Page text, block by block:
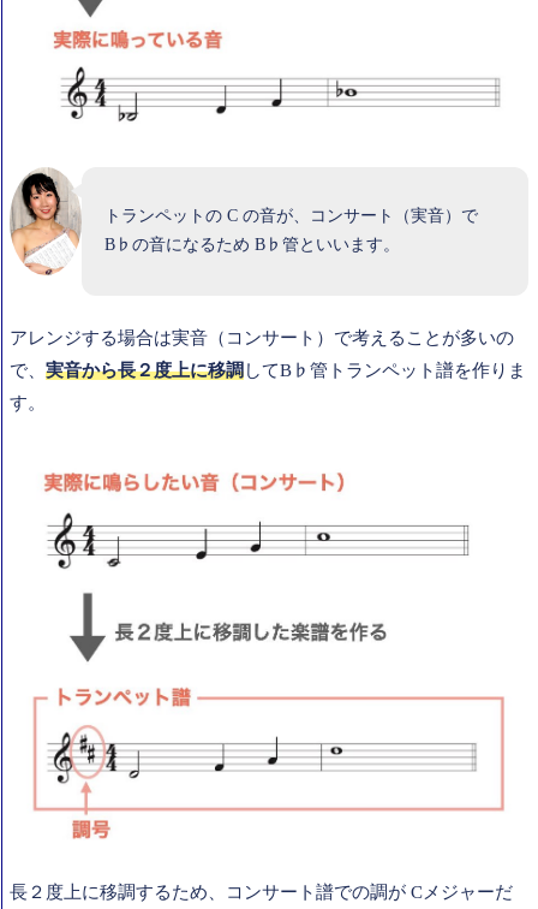
トランペットの C の音が、コンサート（実音）で
B♭の音になるため B♭管といいます。
アレンジする場合は実音（コンサート）で考えることが多いの
で、 実音から長２度上に移調してB♭管トランペット譜を作りま
す。
長２度上に移調するため、コンサート譜での調が Cメジャーだ